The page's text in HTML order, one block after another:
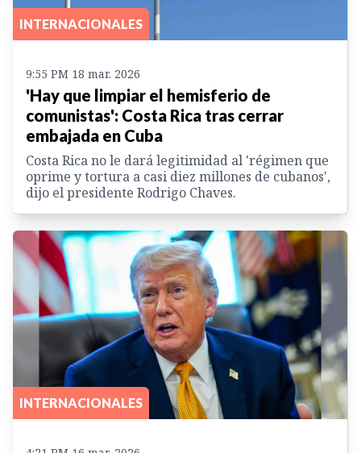
INTERNACIONALES
9:55 PM 18 mar. 2026
'Hay que limpiar el hemisferio de
comunistas': Costa Rica tras cerrar
embajada en Cuba
Costa Rica no le dará legitimidad al 'régimen que
oprime y tortura a casi diez millones de cubanos',
dijo el presidente Rodrigo Chaves.
INTERNACIONALES